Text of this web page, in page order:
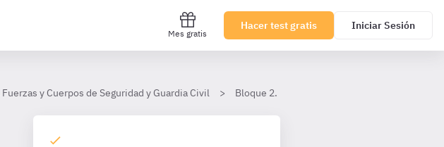
Mes gratis
Hacer test gratis Iniciar Sesión
y Cuerpos de Seguridad y Guardia Civil Bloque 2. Ley 29/2014, de Régimen del